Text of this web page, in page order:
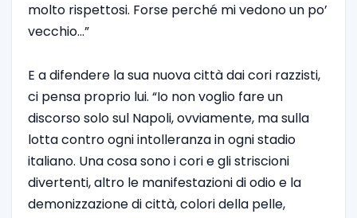
molto rispettosi. Forse perché mi vedono un po’
vecchio…”
E a difendere la sua nuova città dai cori razzisti,
ci pensa proprio lui. “Io non voglio fare un
discorso solo sul Napoli, ovviamente, ma sulla
lotta contro ogni intolleranza in ogni stadio
italiano. Una cosa sono i cori e gli striscioni
divertenti, altro le manifestazioni di odio e la
demonizzazione di città, colori della pelle,